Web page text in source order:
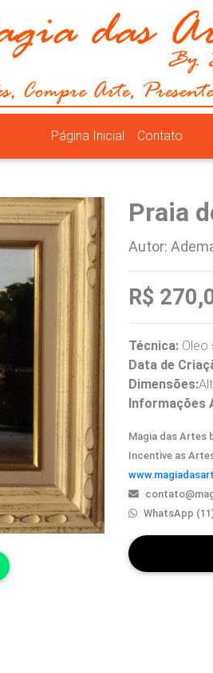
Página Inicial Contato
Praia
Autor:
R$
Técnica: Oleo
Data de
Dimensões:
Informações
Magia das Artes
Incentive as
WhatsApp